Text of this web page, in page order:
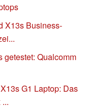
X13s Business-
getestet: Qualcomm
G1 Laptop: Das